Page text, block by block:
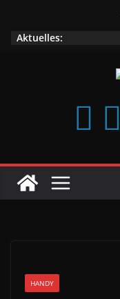
Aktuelles:
HANDY